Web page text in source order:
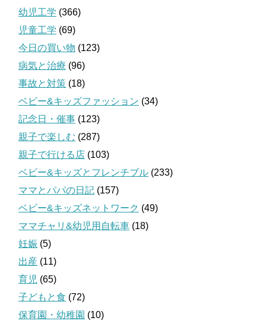
幼児工学 (366)
児童工学 (69)
今日の買い物 (123)
病気と治療 (96)
事故と対策 (18)
ベビー&キッズファッション (34)
記念日・催事 (123)
親子で楽しむ (287)
親子で行ける店 (103)
ベビー&キッズとフレンチブル (233)
ママとパパの日記 (157)
ベビー&キッズネットワーク (49)
ママチャリ&幼児用自転車 (18)
妊娠 (5)
出産 (11)
育児 (65)
子どもと食 (72)
保育園・幼稚園 (10)